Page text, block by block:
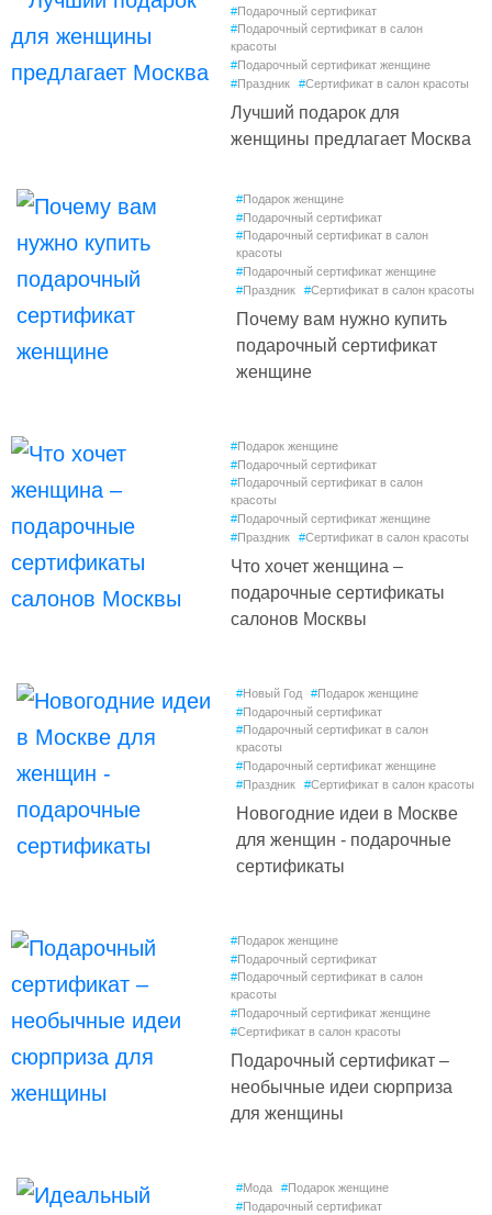
#Подарочный сертификат
#Подарочный сертификат в салон
красоты
#Подарочный сертификат женщине
#Праздник #Сертификат в салон красоты
Лучший подарок для
женщины предлагает Москва
#Подарок женщине
#Подарочный сертификат
#Подарочный сертификат в салон
красоты
#Подарочный сертификат женщине
#Праздник #Сертификат в салон красоты
Почему вам нужно купить
подарочный сертификат
женщине
#Подарок женщине
#Подарочный сертификат
#Подарочный сертификат в салон
красоты
#Подарочный сертификат женщине
#Праздник #Сертификат в салон красоты
Что хочет женщина –
подарочные сертификаты
салонов Москвы
#Новый Год #Подарок женщине
#Подарочный сертификат
#Подарочный сертификат в салон
красоты
#Подарочный сертификат женщине
#Праздник #Сертификат в салон красоты
Новогодние идеи в Москве
для женщин - подарочные
сертификаты
#Подарок женщине
#Подарочный сертификат
#Подарочный сертификат в салон
красоты
#Подарочный сертификат женщине
#Сертификат в салон красоты
Подарочный сертификат –
необычные идеи сюрприза
для женщины
#Мода #Подарок женщине
#Подарочный сертификат